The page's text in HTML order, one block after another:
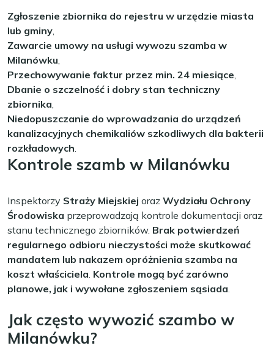
Zgłoszenie zbiornika do rejestru w urzędzie miasta
lub gminy,
Zawarcie umowy na usługi wywozu szamba w
Milanówku,
Przechowywanie faktur przez min. 24 miesiące,
Dbanie o szczelność i dobry stan techniczny
zbiornika,
Niedopuszczanie do wprowadzania do urządzeń
kanalizacyjnych chemikaliów szkodliwych dla bakterii
rozkładowych.
Kontrole szamb w Milanówku
Inspektorzy Straży Miejskiej oraz Wydziału Ochrony
Środowiska przeprowadzają kontrole dokumentacji oraz
stanu technicznego zbiorników. Brak potwierdzeń
regularnego odbioru nieczystości może skutkować
mandatem lub nakazem opróżnienia szamba na
koszt właściciela. Kontrole mogą być zarówno
planowe, jak i wywołane zgłoszeniem sąsiada.
Jak często wywozić szambo w
Milanówku?